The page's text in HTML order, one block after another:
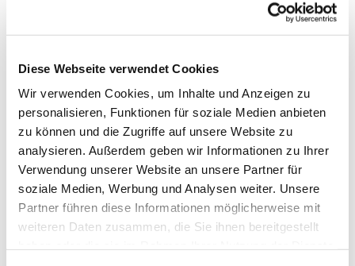
Diese Webseite verwendet Cookies
Wir verwenden Cookies, um Inhalte und Anzeigen zu
personalisieren, Funktionen für soziale Medien anbieten
zu können und die Zugriffe auf unsere Website zu
analysieren. Außerdem geben wir Informationen zu Ihrer
Verwendung unserer Website an unsere Partner für
soziale Medien, Werbung und Analysen weiter. Unsere
Partner führen diese Informationen möglicherweise mit
weiteren Daten zusammen, die Sie ihnen bereitgestellt